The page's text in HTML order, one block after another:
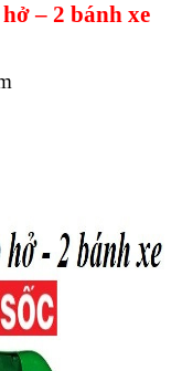
– 2 bánh xe